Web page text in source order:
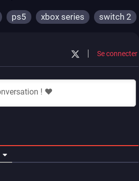
ps5 xbox series switch 2
Se connecter